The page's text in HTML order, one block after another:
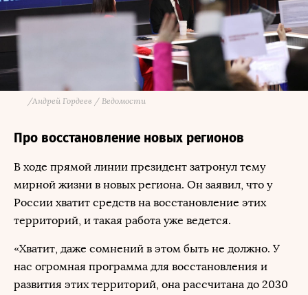
/Андрей Гордеев / Ведомости
Про восстановление новых регионов
В ходе прямой линии президент затронул тему
мирной жизни в новых региона. Он заявил, что у
России хватит средств на восстановление этих
территорий, и такая работа уже ведется.
«Хватит, даже сомнений в этом быть не должно. У
нас огромная программа для восстановления и
развития этих территорий, она рассчитана до 2030